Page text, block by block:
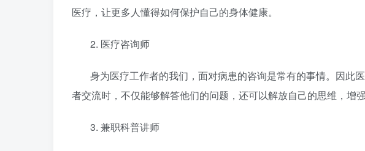
医疗 ，让更多人懂得如何保护自己的身体健康。
2. 医疗咨询师
身为医疗工作者的我们，面对病患的咨询是常有的事情。因此
者交流时，不仅能够解答他们的问题，还可以解放自己的思维，增强
3. 兼职科普讲师